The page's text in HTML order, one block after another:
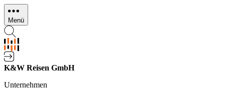
Direkt
zum
Inhalt
Menü
K&W Reisen GmbH
Unternehmen